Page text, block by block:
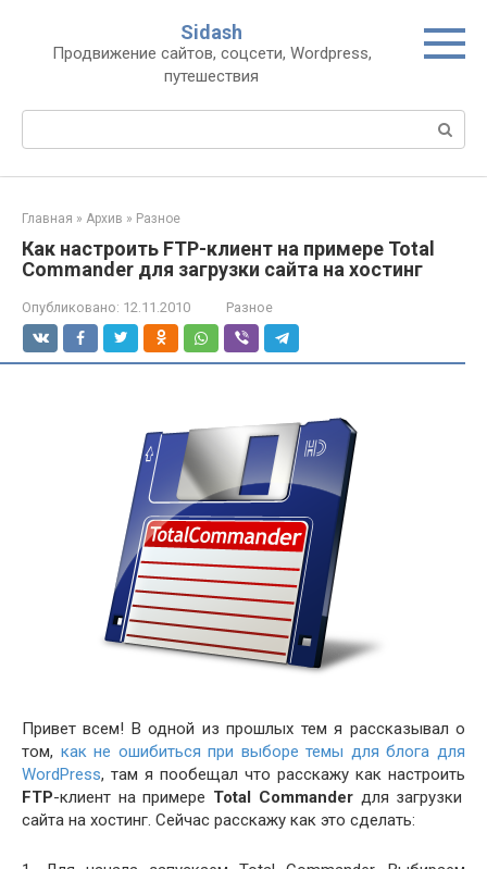
контенту
Sidash
Продвижение сайтов, соцсети, Wordpress,
путешествия
Главная » Архив » Разное
Как настроить FTP-клиент на примере Total
Commander для загрузки сайта на хостинг
Опубликовано: 12.11.2010 Разное
Привет всем! В одной из прошлых тем я рассказывал о
том, как не ошибиться при выборе темы для блога для
WordPress, там я пообещал что расскажу как настроить
FTP-клиент на примере Total Commander для загрузки
сайта на хостинг. Сейчас расскажу как это сделать: